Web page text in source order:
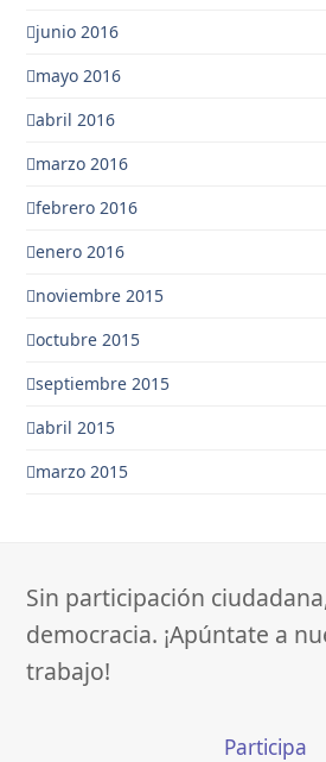
junio 2016
mayo 2016
abril 2016
marzo 2016
febrero 2016
enero 2016
noviembre 2015
octubre 2015
septiembre 2015
abril 2015
marzo 2015
Sin participación
democracia. ¡Apúntate a
trabajo!
Participa